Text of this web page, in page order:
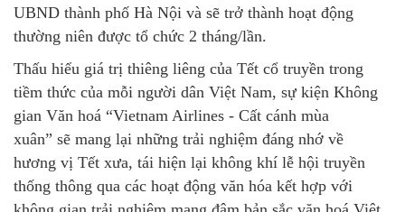
UBND thành phố Hà Nội và sẽ trở thành hoạt động
thường niên được tổ chức 2 tháng/lần.
Thấu hiểu giá trị thiêng liêng của Tết cổ truyền trong
tiềm thức của mỗi người dân Việt Nam, sự kiện Không
gian Văn hoá “Vietnam Airlines - Cất cánh mùa
xuân” sẽ mang lại những trải nghiệm đáng nhớ về
hương vị Tết xưa, tái hiện lại không khí lễ hội truyền
thống thông qua các hoạt động văn hóa kết hợp với